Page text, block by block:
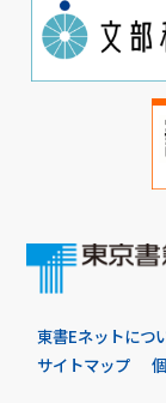
東書Eネットにつ
サイトマップ